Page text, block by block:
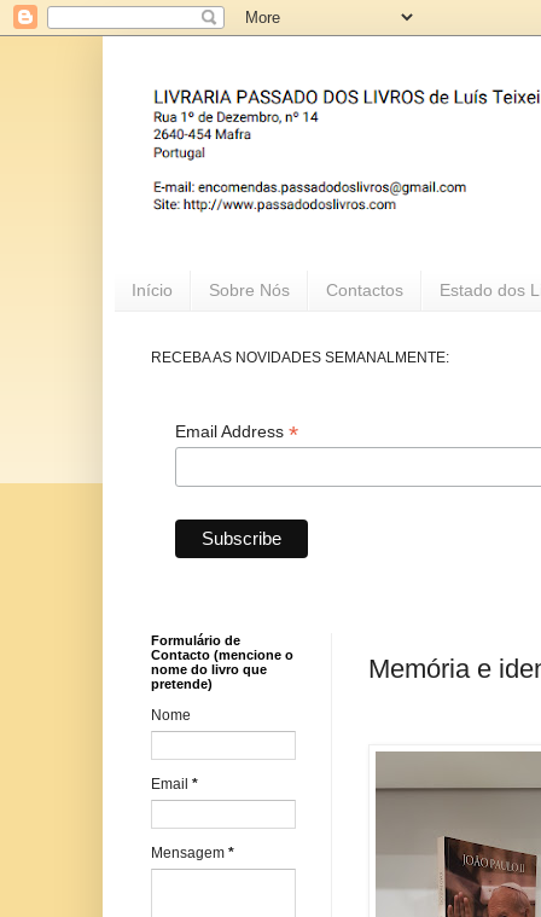
Início Sobre Nós Contactos Estado dos
RECEBA AS NOVIDADES SEMANALMENTE:
Email Address *
Memória e
Formulário de
Contacto (mencione o
nome do livro que
pretende)
Nome
Email *
Mensagem *